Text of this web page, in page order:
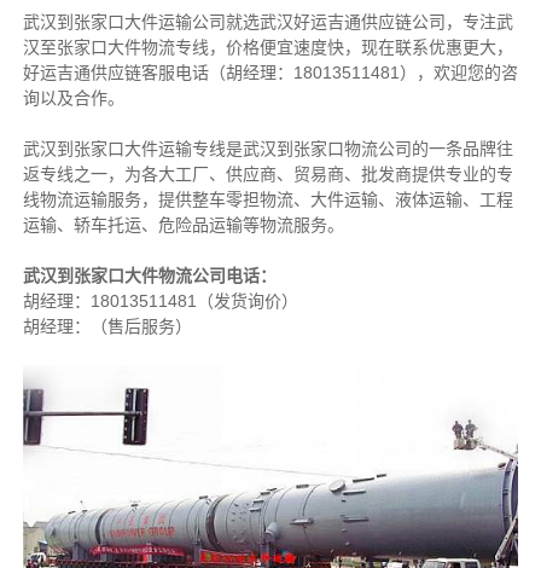
武汉到张家口大件运输公司就选武汉好运吉通供应链公司，专注武
汉至张家口大件物流专线，价格便宜速度快，现在联系优惠更大，
好运吉通供应链客服电话（胡经理：18013511481），欢迎您的咨
询以及合作。
武汉到张家口大件运输专线是武汉到张家口物流公司的一条品牌往
返专线之一，为各大工厂、供应商、贸易商、批发商提供专业的专
线物流运输服务，提供整车零担物流、大件运输、液体运输、工程
运输、轿车托运、危险品运输等物流服务。
武汉到张家口大件物流公司电话：
胡经理：18013511481（发货询价）
胡经理：（售后服务）